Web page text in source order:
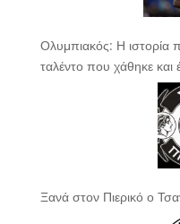
Ολυμπιακός: Η ιστορία
ταλέντο που χάθηκε και
Ξανά στον Πιερικό ο